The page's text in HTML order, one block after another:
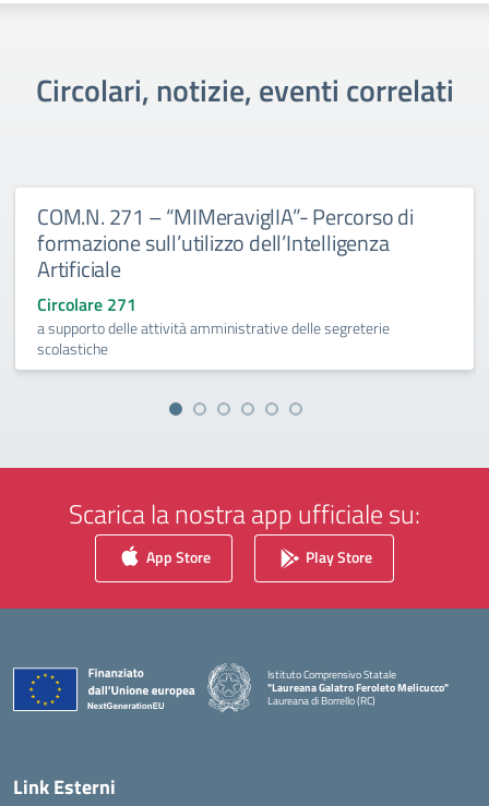
Circolari, notizie, eventi correlati
COM.N. 271 – “MIMeraviglIA”- Percorso di
formazione sull’utilizzo dell’Intelligenza
Artificiale
Circolare 271
a supporto delle attività amministrative delle segreterie
scolastiche
Scarica la nostra app ufficiale su:
App Store Play Store
Istituto Comprensivo Statale
"Laureana Galatro Feroleto Melicucco"
Laureana di Borrello (RC)
Link Esterni